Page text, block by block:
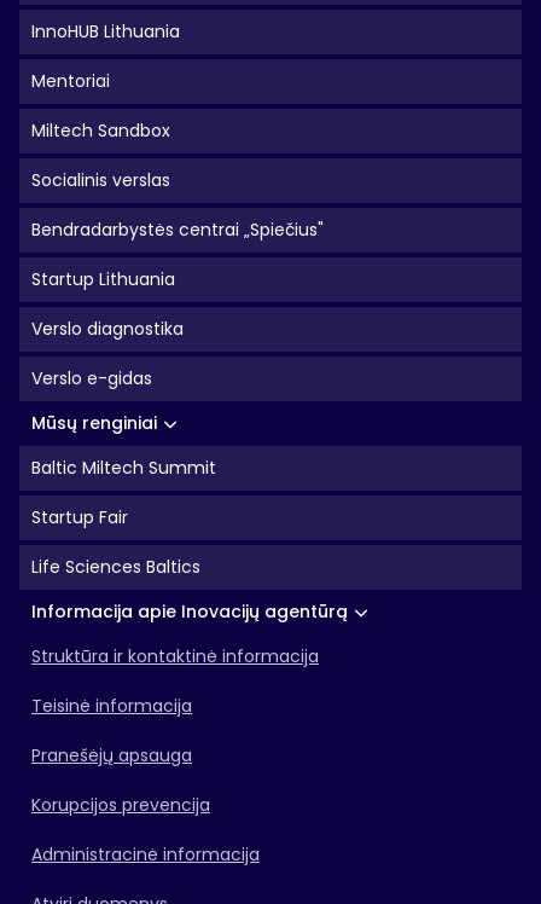
InnoHUB Lithuania
Mentoriai
Miltech Sandbox
Socialinis verslas
Bendradarbystės centrai „Spiečius"
Startup Lithuania
Verslo diagnostika
Verslo e-gidas
Mūsų renginiai
Baltic Miltech Summit
Startup Fair
Life Sciences Baltics
Informacija apie Inovacijų agentūrą
Struktūra ir kontaktinė informacija
Teisinė informacija
Pranešėjų apsauga
Korupcijos prevencija
Administracinė informacija